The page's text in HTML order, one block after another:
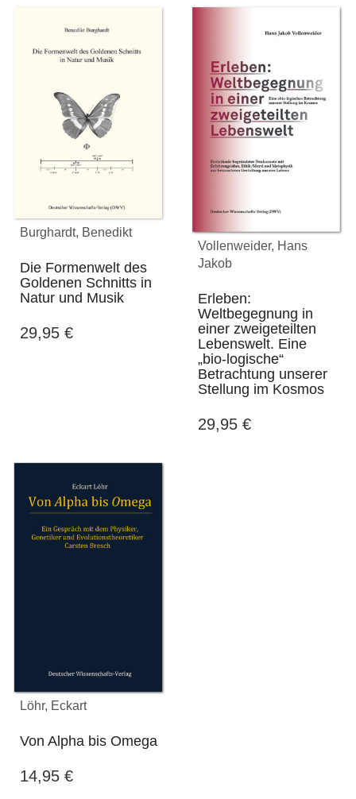
Burghardt, Benedikt
Die Formenwelt des
Goldenen Schnitts in
Natur und Musik
29,95 €
Vollenweider, Hans
Jakob
Erleben:
Weltbegegnung in
einer zweigeteilten
Lebenswelt. Eine
„bio-logische“
Betrachtung unserer
Stellung im Kosmos
29,95 €
Löhr, Eckart
Von Alpha bis Omega
14,95 €